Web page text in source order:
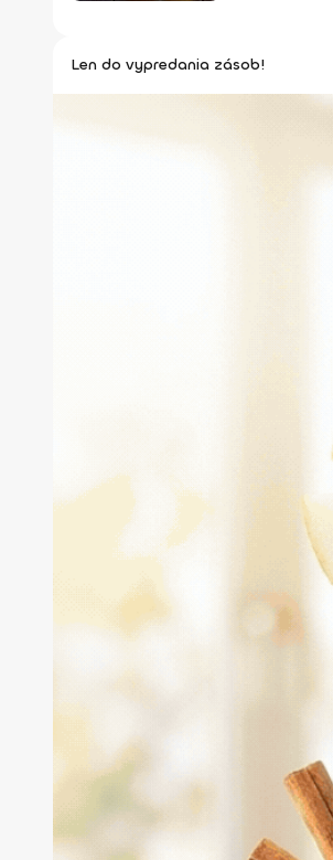
Len do vypredania zásob!